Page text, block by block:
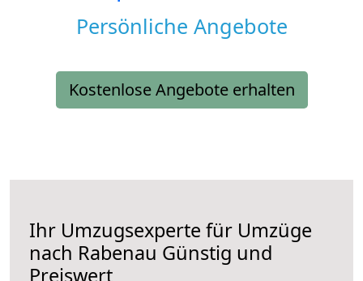
Persönliche Angebote
Kostenlose Angebote erhalten
Ihr Umzugsexperte für Umzüge
nach Rabenau Günstig und
Preiswert